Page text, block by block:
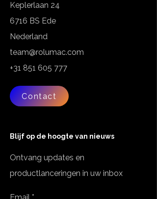
Keplerlaan 24
6716 BS Ede
Nederland
team@rolumac.com
+31 851 605 777
Contact
Blijf op de hoogte van nieuws
Ontvang updates en
productlanceringen in uw inbox